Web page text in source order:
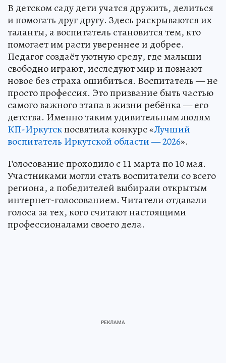
В детском саду дети учатся дружить, делиться
и помогать друг другу. Здесь раскрываются их
таланты, а воспитатель становится тем, кто
помогает им расти увереннее и добрее.
Педагог создаёт уютную среду, где малыши
свободно играют, исследуют мир и познают
новое без страха ошибиться. Воспитатель — не
просто профессия. Это призвание быть частью
самого важного этапа в жизни ребёнка — его
детства. Именно таким удивительным людям
КП-Иркутскпосвятила конкурс «Лучший
воспитатель Иркутской области — 2026».
Голосование проходило с 11 марта по 10 мая.
Участниками могли стать воспитатели со всего
региона, а победителей выбирали открытым
интернет-голосованием. Читатели отдавали
голоса за тех, кого считают настоящими
профессионалами своего дела.